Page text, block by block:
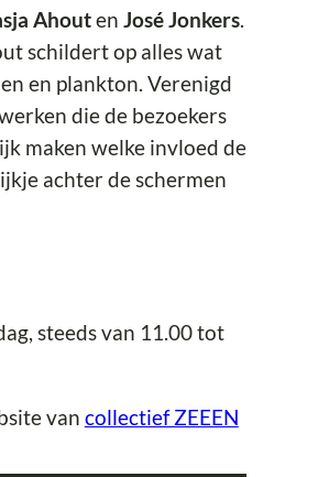
Ahouten José Jonkers.
schildert op alles wat
en plankton. Verenigd
die de bezoekers
maken welke invloed de
achter de schermen
steeds van 11.00 tot
van collectief ZEEEN